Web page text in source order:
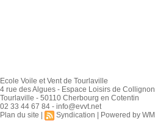
Ecole Voile et Vent de Tourlaville
4 rue des Algues - Espace Loisirs de Collignon
Tourlaville - 50110 Cherbourg en Cotentin
02 33 44 67 84 - info@evvt.net
Plan du site
Syndication Powered by WM